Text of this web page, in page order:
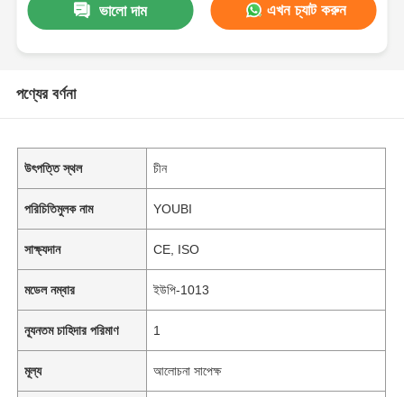
ভালো দাম এখন চ্যাট করুন
পণ্যের বর্ণনা
উৎপত্তি স্থল চীন
পরিচিতিমুলক নাম YOUBI
সাক্ষ্যদান CE, ISO
মডেল নম্বার ইউপি-1013
ন্যূনতম চাহিদার পরিমাণ 1
মূল্য আলোচনা সাপেক্ষ